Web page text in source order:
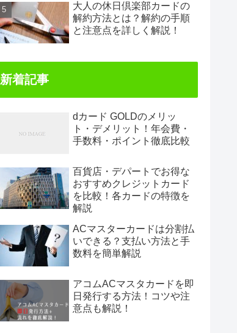
大人の休日倶楽部カードの
解約方法とは？解約の手順
と注意点を詳しく解説！
新着記事
dカード GOLDのメリッ
ト・デメリット！年会費・
手数料・ポイント徹底比較
百貨店・デパートでお得な
おすすめクレジットカード
を比較！各カードの特徴を
解説
ACマスターカードは分割払
いできる？支払い方法と手
数料を簡単解説
アコムACマスタカードを即
日発行する方法！コツや注
意点も解説！